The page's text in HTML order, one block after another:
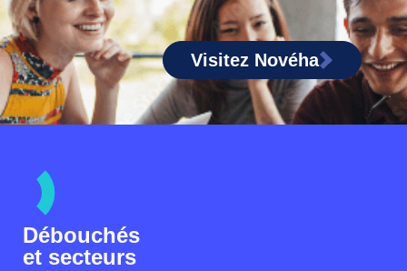
Visitez Novéha
Débouchés
et secteurs